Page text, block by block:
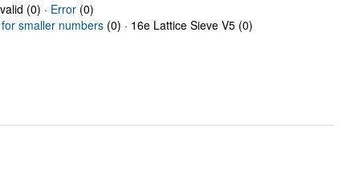
(0) · Error(0)
smaller numbers (0) · 16e Lattice Sieve V5 (0)